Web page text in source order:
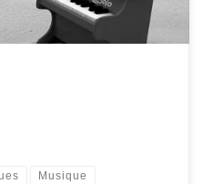
Musique